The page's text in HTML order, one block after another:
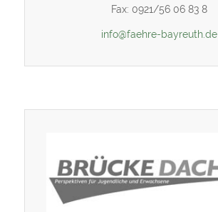
Fax: 0921/56 06 83 8
info@faehre-bayreuth.de